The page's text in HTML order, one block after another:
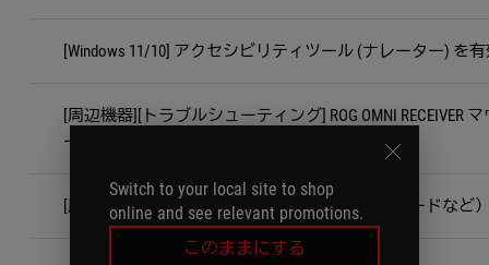
Switch to your local site to shop
online and see relevant promotions.
このままにする
[Windows 11/10] アクセシビリティツール (ナレーター) を
[周辺機器][トラブルシューティング] ROG OMNI RECEIVER
ードで動作しない場合の対処方法
[周辺機器] ASUS 周辺機器製品（マウス・キーボードな